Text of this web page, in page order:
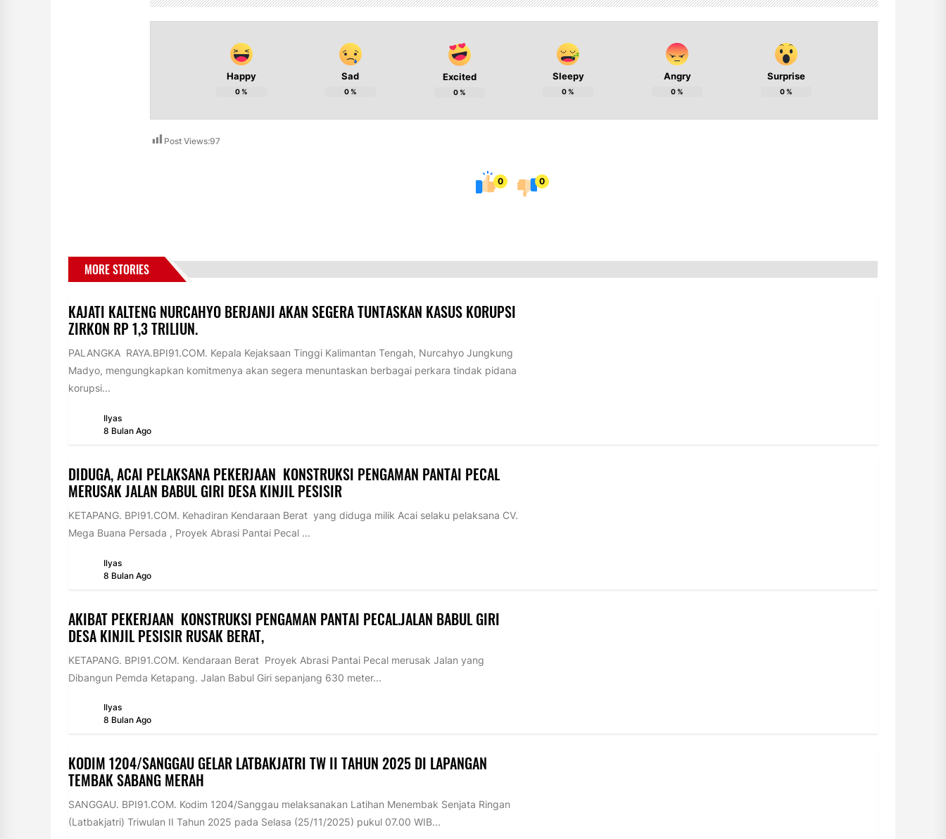
Happy
0%
Sad
0%
Excited
0%
Sleepy
0%
Angry
0%
Surprise
0%
Post Views:97
0 0
MORE STORIES
KAJATI KALTENG NURCAHYO BERJANJI AKAN SEGERA TUNTASKAN KASUS KORUPSI
ZIRKON RP 1,3 TRILIUN.
PALANGKA RAYA.BPI91.COM. Kepala Kejaksaan Tinggi Kalimantan Tengah, Nurcahyo Jungkung
Madyo, mengungkapkan komitmenya akan segera menuntaskan berbagai perkara tindak pidana
korupsi...
Ilyas
8 Bulan Ago
DIDUGA, ACAI PELAKSANA PEKERJAAN KONSTRUKSI PENGAMAN PANTAI PECAL
MERUSAK JALAN BABUL GIRI DESA KINJIL PESISIR
KETAPANG. BPI91.COM. Kehadiran Kendaraan Berat yang diduga milik Acai selaku pelaksana CV.
Mega Buana Persada , Proyek Abrasi Pantai Pecal ...
Ilyas
8 Bulan Ago
AKIBAT PEKERJAAN KONSTRUKSI PENGAMAN PANTAI PECAL.JALAN BABUL GIRI
DESA KINJIL PESISIR RUSAK BERAT,
KETAPANG. BPI91.COM. Kendaraan Berat Proyek Abrasi Pantai Pecal merusak Jalan yang
Dibangun Pemda Ketapang. Jalan Babul Giri sepanjang 630 meter...
Ilyas
8 Bulan Ago
KODIM 1204/SANGGAU GELAR LATBAKJATRI TW II TAHUN 2025 DI LAPANGAN
TEMBAK SABANG MERAH ‎
‎SANGGAU. BPI91.COM. Kodim 1204/Sanggau melaksanakan Latihan Menembak Senjata Ringan
(Latbakjatri) Triwulan II Tahun 2025 pada Selasa (25/11/2025) pukul 07.00 WIB...